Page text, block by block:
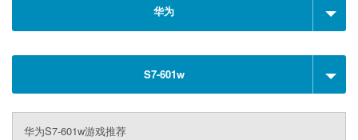
华为
S7-601w
华为S7-601w游戏推荐